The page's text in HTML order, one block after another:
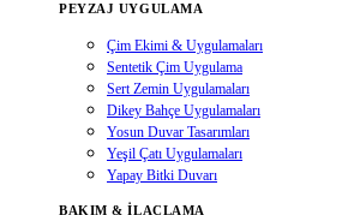
PEYZAJ UYGULAMA
Çim Ekimi & Uygulamaları
Sentetik Çim Uygulama
Sert Zemin Uygulamaları
Dikey Bahçe Uygulamaları
Yosun Duvar Tasarımları
Yeşil Çatı Uygulamaları
Yapay Bitki Duvarı
BAKIM & İLAÇLAMA